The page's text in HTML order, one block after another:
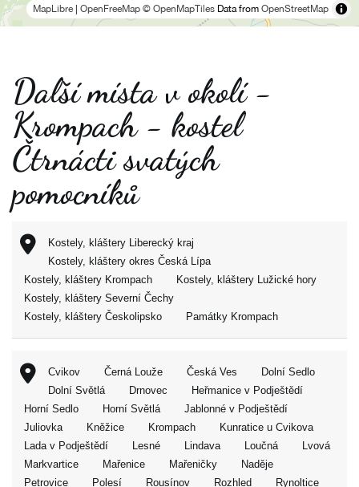
MapLibre OpenFreeMap © OpenMapTiles Data from OpenStreetMap
Další místa v okolí -
Krompach - kostel
Čtrnácti svatých
pomocníků
Kostely, kláštery Liberecký kraj
Kostely, kláštery okres Česká Lípa
Kostely, kláštery Krompach
Kostely, kláštery Lužické hory
Kostely, kláštery Severní Čechy
Kostely, kláštery Českolipsko
Památky Krompach
Cvikov Černá Louže Česká Ves
Dolní Sedlo
Dolní Světlá
Drnovec
Heřmanice v Podještědí
Horní Sedlo
Horní Světlá
Jablonné v Podještědí
Juliovka
Kněžice Krompach
Kunratice u Cvikova
Lada v Podještědí
Lesné Lindava Loučná
Lvová
Markvartice
Mařenice Mařeničky
Naděje
Petrovice
Polesí Rousínov Rozhled Rynoltice